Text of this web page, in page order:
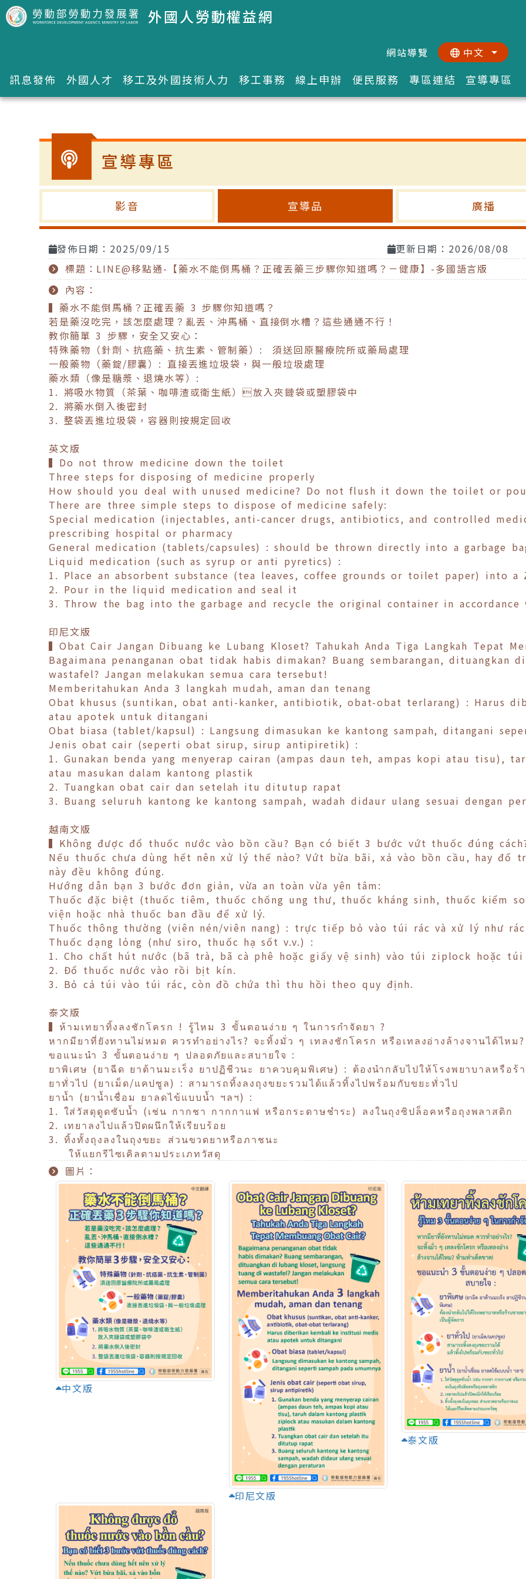
跳到主要內容區塊 外國人勞動權益網
:::網站導覽 中文
訊息發佈 外國人才 移工及外國技術人力 移工事務 線上申辦 便民服務 專區連結 宣導專區
宣導專區
影音 宣導品 廣播
發佈日期：2025/09/15
更新日期：2026/08/08
標題：LINE@移點通-【藥水不能倒馬桶？正確丟藥三步驟你知道嗎？－健康】-多國語言版
內容：
▍藥水不能倒馬桶？正確丟藥 3 步驟你知道嗎？
若是藥沒吃完，該怎麼處理？亂丟、沖馬桶、直接倒水槽？這些通通不行！
教你簡單 3 步驟，安全又安心：
特殊藥物（針劑、抗癌藥、抗生素、管制藥）: 須送回原醫療院所或藥局處理
一般藥物（藥錠/膠囊）: 直接丟進垃圾袋，與一般垃圾處理
藥水類（像是糖漿、退燒水等）:
1. 將吸水物質（茶葉、咖啡渣或衛生紙）放入夾鏈袋或塑膠袋中
2. 將藥水倒入後密封
3. 整袋丟進垃圾袋，容器則按規定回收
英文版
▍Do not throw medicine down the toilet
Three steps for disposing of medicine properly
How should you deal with unused medicine? Do not flush it down the toilet or
There are three simple steps to dispose of medicine safely:
Special medication (injectables, anti-cancer drugs, antibiotics, and controlled
prescribing hospital or pharmacy
General medication (tablets/capsules) : should be thrown directly into a garbage
Liquid medication (such as syrup or anti pyretics) :
1. Place an absorbent substance (tea leaves, coffee grounds or toilet paper) into
2. Pour in the liquid medication and seal it
3. Throw the bag into the garbage and recycle the original container in
印尼文版
▍Obat Cair Jangan Dibuang ke Lubang Kloset? Tahukah Anda Tiga Langkah Tepat
Bagaimana penanganan obat tidak habis dimakan? Buang sembarangan,
wastafel? Jangan melakukan semua cara tersebut!
Memberitahukan Anda 3 langkah mudah, aman dan tenang
Obat khusus (suntikan, obat anti-kanker, antibiotik, obat-obat terlarang) : Harus
atau apotek untuk ditangani
Obat biasa (tablet/kapsul) : Langsung dimasukan ke kantong sampah, ditangani
Jenis obat cair (seperti obat sirup, sirup antipiretik) :
1. Gunakan benda yang menyerap cairan (ampas daun teh, ampas kopi atau tisu),
atau masukan dalam kantong plastik
2. Tuangkan obat cair dan setelah itu ditutup rapat
3. Buang seluruh kantong ke kantong sampah, wadah didaur ulang sesuai dengan
越南文版
▍Không được đổ thuốc nước vào bồn cầu? Bạn có biết 3 bước vứt thuốc đúng
Nếu thuốc chưa dùng hết nên xử lý thế nào? Vứt bừa bãi, xả vào bồn cầu, hay đổ
này đều không đúng.
Hướng dẫn bạn 3 bước đơn giản, vừa an toàn vừa yên tâm:
Thuốc đặc biệt (thuốc tiêm, thuốc chống ung thư, thuốc kháng sinh, thuốc kiểm
viện hoặc nhà thuốc ban đầu để xử lý.
Thuốc thông thường (viên nén/viên nang) : trực tiếp bỏ vào túi rác và xử lý như
Thuốc dạng lỏng (như siro, thuốc hạ sốt v.v.) :
1. Cho chất hút nước (bã trà, bã cà phê hoặc giấy vệ sinh) vào túi ziplock hoặc túi
2. Đổ thuốc nước vào rồi bịt kín.
3. Bỏ cả túi vào túi rác, còn đồ chứa thì thu hồi theo quy định.
泰文版
▍ห้ามเทยาทิ้งลงชักโครก ! รู้ไหม 3 ขั้นตอนง่าย ๆ ในการกำจัดยา ?
หากมียาที่ยังทานไม่หมด ควรทำอย่างไร? จะทิ้งมั่ว ๆ เทลงชักโครก หรือเทลงอ่างล้างจานได้ไหม
ขอแนะนำ 3 ขั้นตอนง่าย ๆ ปลอดภัยและสบายใจ :
ยาพิเศษ (ยาฉีด ยาต้านมะเร็ง ยาปฏิชีวนะ ยาควบคุมพิเศษ) : ต้องนำกลับไปให้โรงพยาบาลหรือร้
ยาทั่วไป (ยาเม็ด/แคปซูล) : สามารถทิ้งลงถุงขยะรวมได้แล้วทิ้งไปพร้อมกับขยะทั่วไป
ยาน้ำ (ยาน้ำเชื่อม ยาลดไข้แบบน้ำ ฯลฯ) :
1. ใส่วัสดุดูดซับน้ำ (เช่น กากชา กากกาแฟ หรือกระดาษชำระ) ลงในถุงซิปล็อคหรือถุงพลาสติก
2. เทยาลงไปแล้วปิดผนึกให้เรียบร้อย
3. ทิ้งทั้งถุงลงในถุงขยะ ส่วนขวดยาหรือภาชนะ
ให้แยกรีไซเคิลตามประเภทวัสดุ
圖片：
中文版
印尼文版
泰文版